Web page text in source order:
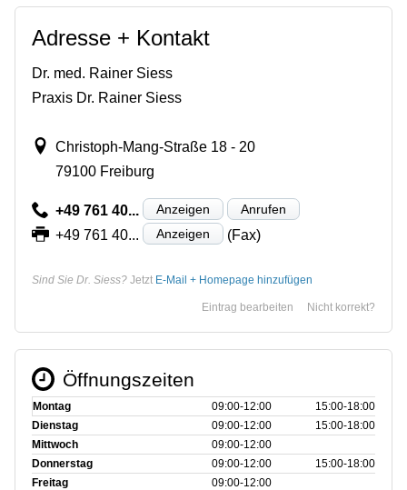
Adresse + Kontakt
Dr. med. Rainer Siess
Praxis Dr. Rainer Siess
Christoph-Mang-Straße 18 - 20
79100 Freiburg
+49 761 40... Anzeigen Anrufen
+49 761 40... Anzeigen (Fax)
Sind Sie Dr. Siess? Jetzt E-Mail + Homepage hinzufügen
Nicht korrekt?
Eintrag bearbeiten
Öffnungszeiten
Montag 09:00‑12:00
15:00‑18:00
Dienstag
09:00‑12:00
15:00‑18:00
Mittwoch
09:00‑12:00
Donnerstag
09:00‑12:00
15:00‑18:00
Freitag
09:00‑12:00